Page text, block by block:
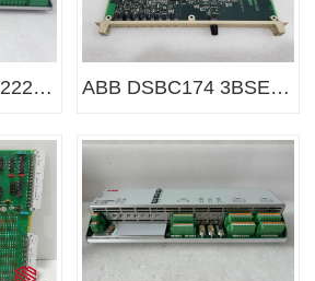
PCD230A 3BHE022291R0101 主处理器单元‌ ABB DSBC174 3BSE012211R1 串行背板接口模块